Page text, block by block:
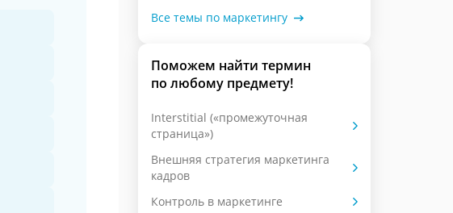
Все темы по маркетингу
Поможем найти термин
по любому предмету!
Interstitial («промежуточная
страница»)
Внешняя стратегия маркетинга
кадров
Контроль в маркетинге